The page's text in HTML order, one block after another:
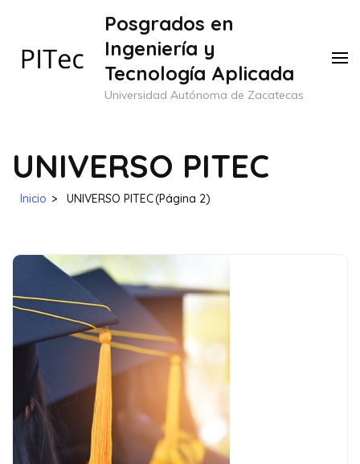
contenido
Posgrados en
Ingeniería y
Tecnología Aplicada
Universidad Autónoma de Zacatecas
UNIVERSO PITEC
Inicio > UNIVERSO PITEC(Página 2)